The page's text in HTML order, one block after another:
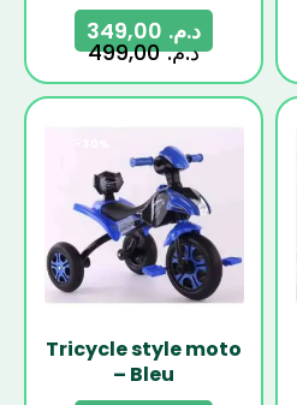
د.م.499,00
د.م.
Tricycle style moto
– Bleu